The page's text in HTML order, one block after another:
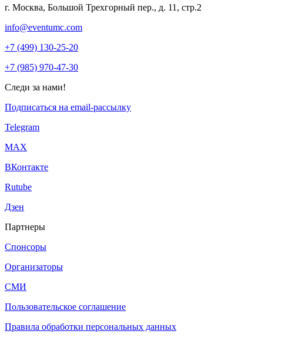
г. Москва, Большой Трехгорный пер., д. 11, стр.2
info@eventumc.com
+7 (499) 130-25-20
+7 (985) 970-47-30
Следи за нами!
Подписаться на email-рассылку
Telegram
МАХ
ВКонтакте
Rutube
Дзен
Партнеры
Спонсоры
Организаторы
СМИ
Пользовательское соглашение
Правила обработки персональных данных